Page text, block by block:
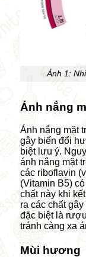
Ảnh 1:
Ánh nắng
Ánh nắng mặt
gây biến đổi
biệt lưu ý.
ánh nắng mặt
các riboflavin
(Vitamin B5)
chất này khi
ra các chất
đặc biệt là
tránh càng xa
Mùi hương